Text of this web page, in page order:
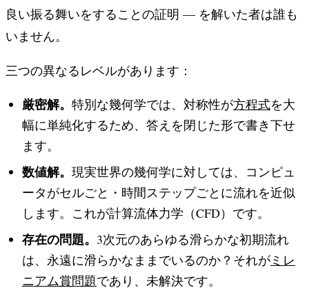
良い振る舞いをすることの証明 — を解いた者は誰も
いません。
三つの異なるレベルがあります：
厳密解。 特別な幾何学では、対称性が方程式を大
幅に単純化するため、答えを閉じた形で書き下せ
ます。
数値解。 現実世界の幾何学に対しては、コンピュ
ータがセルごと・時間ステップごとに流れを近似
します。これが計算流体力学（CFD）です。
存在の問題。 3次元のあらゆる滑らかな初期流れ
は、永遠に滑らかなままでいるのか？それがミレ
ニアム賞問題であり、未解決です。